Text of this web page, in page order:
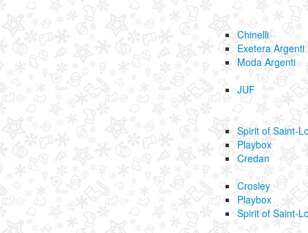
Chinelli
Exetera Argenti
Moda Argenti
JUF
Spirit of Saint-
Playbox
Credan
Crosley
Playbox
Spirit of Saint-